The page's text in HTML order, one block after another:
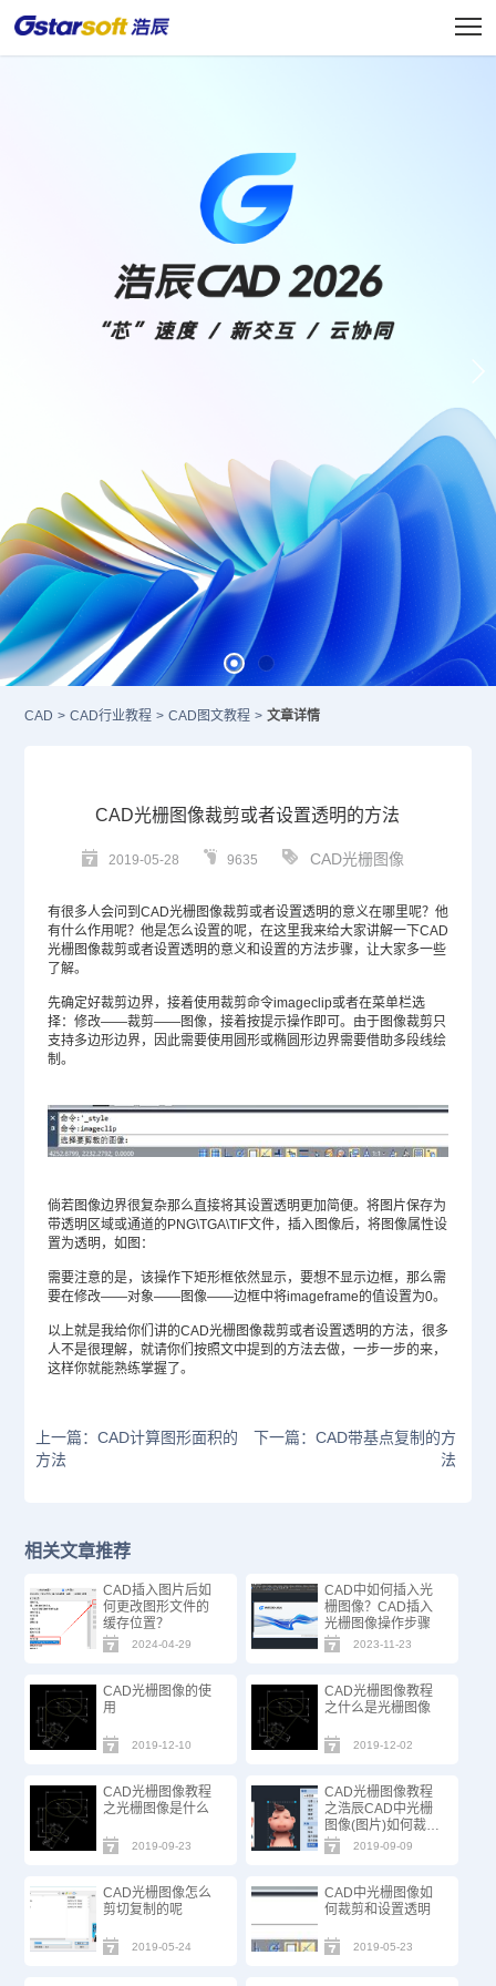
CAD > CAD行业教程 > CAD图文教程 > 文章详情
CAD光栅图像裁剪或者设置透明的方法
2019-05-28 9635 CAD光栅图像
有很多人会问到 CAD光栅图像裁剪或者设置透明的意义在哪里呢？他
有什么作用呢？他是怎么设置的呢，在这里我来给大家讲解一下CAD
光栅图像裁剪或者设置透明的意义和设置的方法步骤，让大家多一些
了解。
先确定好裁剪边界，接着使用裁剪命令imageclip或者在菜单栏选
择：修改——裁剪——图像，接着按提示操作即可。由于图像裁剪只
支持多边形边界，因此需要使用圆形或椭圆形边界需要借助多段线绘
制。
倘若图像边界很复杂那么直接将其设置透明更加简便。将图片保存为
带透明区域或通道的PNG\TGA\TIF文件，插入图像后，将图像属性设
置为透明，如图：
需要注意的是，该操作下矩形框依然显示，要想不显示边框，那么需
要在修改——对象——图像——边框中将imageframe的值设置为0。
以上就是我给你们讲的CAD光栅图像裁剪或者设置透明的方法，很多
人不是很理解，就请你们按照文中提到的方法去做，一步一步的来，
这样你就能熟练掌握了。
上一篇：CAD计算图形面积的
方法
下一篇：CAD带基点复制的方
法
相关文章推荐
CAD插入图片后如
何更改图形文件的
缓存位置？
2024-04-29
CAD中如何插入光
栅图像？CAD插入
光栅图像操作步骤
2023-11-23
CAD光栅图像的使
用
2019-12-10
CAD光栅图像教程
之什么是光栅图像
2019-12-02
CAD光栅图像教程
之光栅图像是什么
2019-09-23
CAD光栅图像教程
之浩辰CAD中光栅
图像(图片)如何裁剪
和设置透明
2019-09-09
CAD光栅图像怎么
剪切复制的呢
2019-05-24
CAD中光栅图像如
何裁剪和设置透明
2019-05-23